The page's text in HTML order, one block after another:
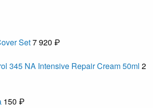
Set7 920 ₽
345 NA Intensive Repair Cream 50ml 2
150 ₽